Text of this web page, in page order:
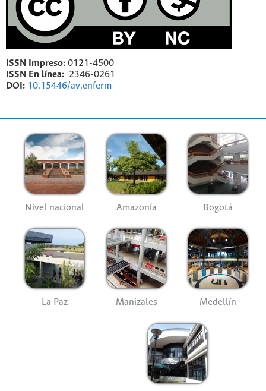
ISSN Impreso: 0121-4500
ISSN En línea: 2346-0261
DOI: 10.15446/av.enferm
Nivel nacional Amazonía Bogotá
La Paz Manizales Medellín